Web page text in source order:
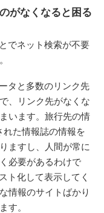
がなくなると困る
でネット検索が不要
タと多数のリンク先
、リンク先がなくな
います。旅行先の情
た情報誌の情報を
ますし、人間が常に
必要があるわけで
ト化して表示してく
情報のサイトばかり
す。